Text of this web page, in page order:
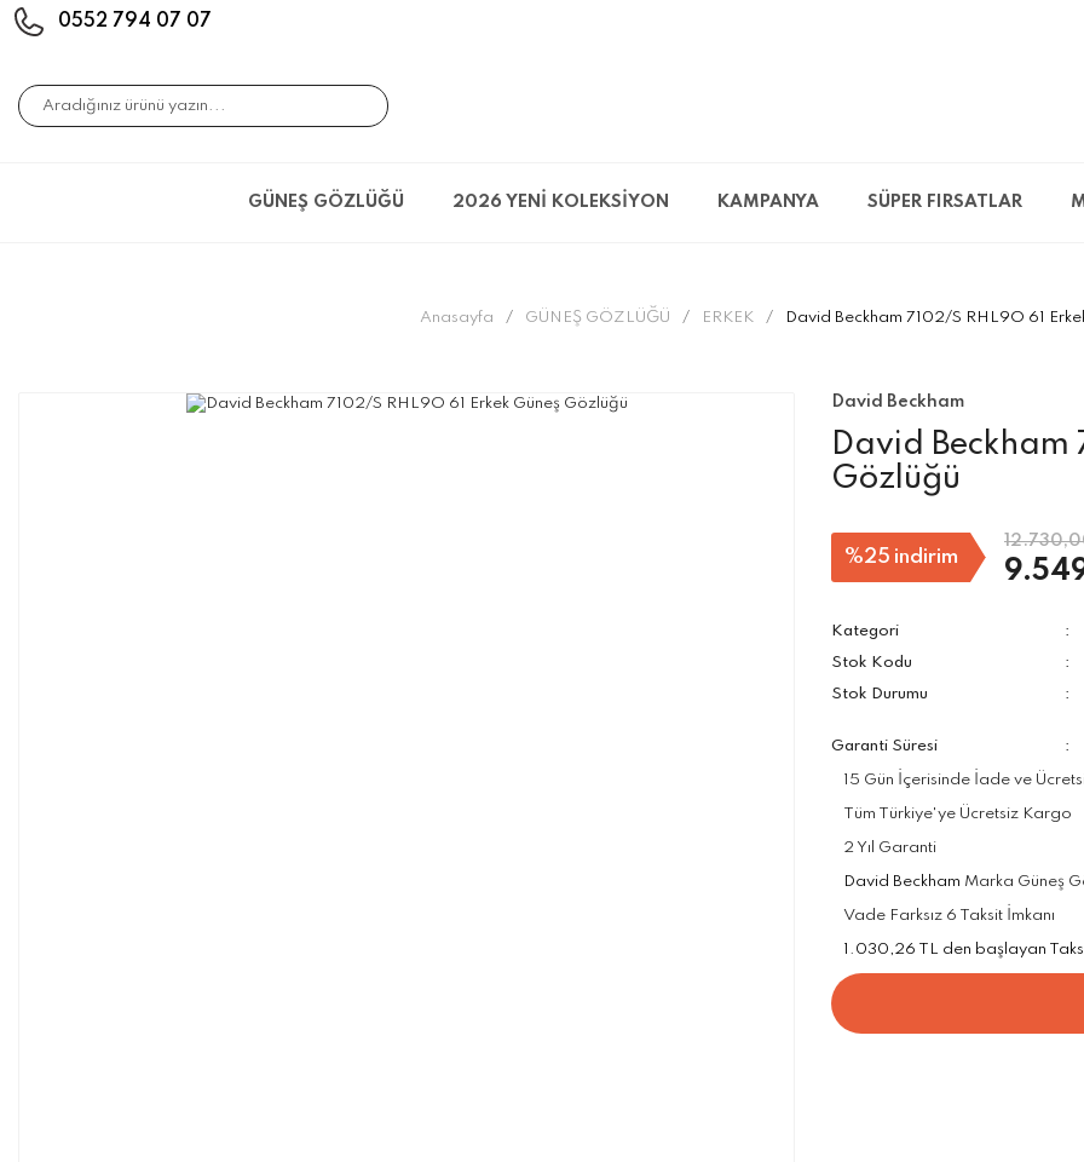
0552 794 07 07
GÜNEŞ GÖZLÜĞÜ 2026 YENİ KOLEKSİYON KAMPANYA SÜPER FIRSATLAR
Anasayfa GÜNEŞ GÖZLÜĞÜ ERKEK David Beckham 7102/S RHL9O 61
David Beckham
David Beckham
Gözlüğü
%25 indirim
Kategori
Stok Kodu
Stok Durumu
Garanti Süresi
15 Gün İçerisinde İade ve
Tüm Türkiye'ye Ücretsiz Kargo
2 Yıl Garanti
David Beckham Marka Güneş
Vade Farksız 6 Taksit İmkanı
1.030,26 TL den başlayan